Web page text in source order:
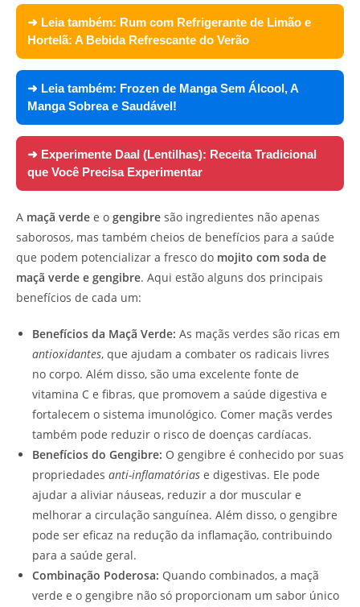
➜ Leia também: Rum com Refrigerante de Limão e
Hortelã: A Bebida Refrescante do Verão
➜ Leia também: Frozen de Manga Sem Álcool, A
Manga Sobrea e Saudável!
➜ Experimente Daal (Lentilhas): Receita Tradicional
que Você Precisa Experimentar
A maçã verde e o gengibre são ingredientes não apenas
saborosos, mas também cheios de benefícios para a saúde
que podem potencializar a fresco do mojito com soda de
maçã verde e gengibre. Aqui estão alguns dos principais
benefícios de cada um:
Benefícios da Maçã Verde: As maçãs verdes são ricas em
antioxidantes, que ajudam a combater os radicais livres
no corpo. Além disso, são uma excelente fonte de
vitamina C e fibras, que promovem a saúde digestiva e
fortalecem o sistema imunológico. Comer maçãs verdes
também pode reduzir o risco de doenças cardíacas.
Benefícios do Gengibre: O gengibre é conhecido por suas
propriedades anti-inflamatórias e digestivas. Ele pode
ajudar a aliviar náuseas, reduzir a dor muscular e
melhorar a circulação sanguínea. Além disso, o gengibre
pode ser eficaz na redução da inflamação, contribuindo
para a saúde geral.
Combinação Poderosa: Quando combinados, a maçã
verde e o gengibre não só proporcionam um sabor único